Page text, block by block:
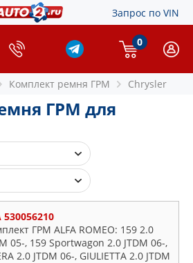
Запрос по VIN
0
Комплект ремня ГРМ Chrysler
ГРМ для
530056210
ГРМ ALFA ROMEO: 159 2.0
05-, 159 Sportwagon 2.0 JTDM 06-,
2.0 JTDM 06-, GIULIETTA 2.0 JTDM